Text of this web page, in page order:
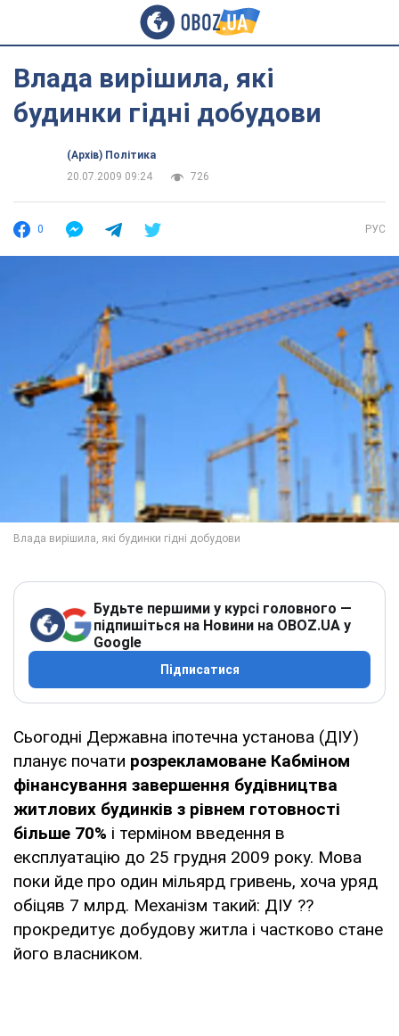
Влада вирішила, які
будинки гідні добудови
(Архів) Політика
20.07.2009 09:24
726
0 РУС
Будьте першими у курсі головного —
підпишіться на Новини на OBOZ.UA у
Google
Підписатися
Сьогодні Державна іпотечна установа (ДІУ)
планує почати розрекламоване Кабміном
фінансування завершення будівництва
житлових будинків з рівнем готовності
більше 70% і терміном введення в
експлуатацію до 25 грудня 2009 року. Мова
поки йде про один мільярд гривень, хоча уряд
обіцяв 7 млрд. Механізм такий: ДІУ ??
прокредитує добудову житла і частково стане
його власником.